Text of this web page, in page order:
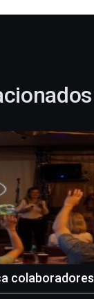
colaboradores